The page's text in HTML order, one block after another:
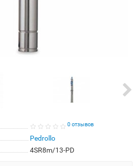
0 отзывов
Pedrollo
4SR8m/13-PD